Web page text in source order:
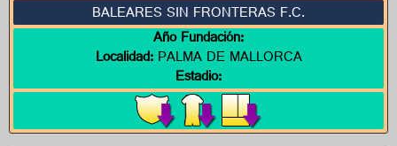
BALEARES SIN FRONTERAS F.C.
Año Fundación:
Localidad:PALMA DE MALLORCA
Estadio: